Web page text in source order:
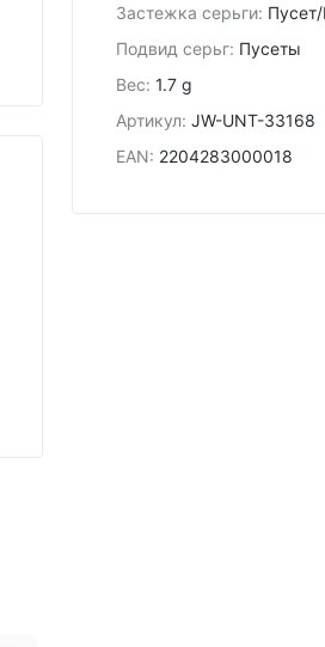
Застежка серьги:
Подвид cерьг: Пусеты
Вес: 1.7 g
Артикул: JW-UNT-33168
EAN: 2204283000018